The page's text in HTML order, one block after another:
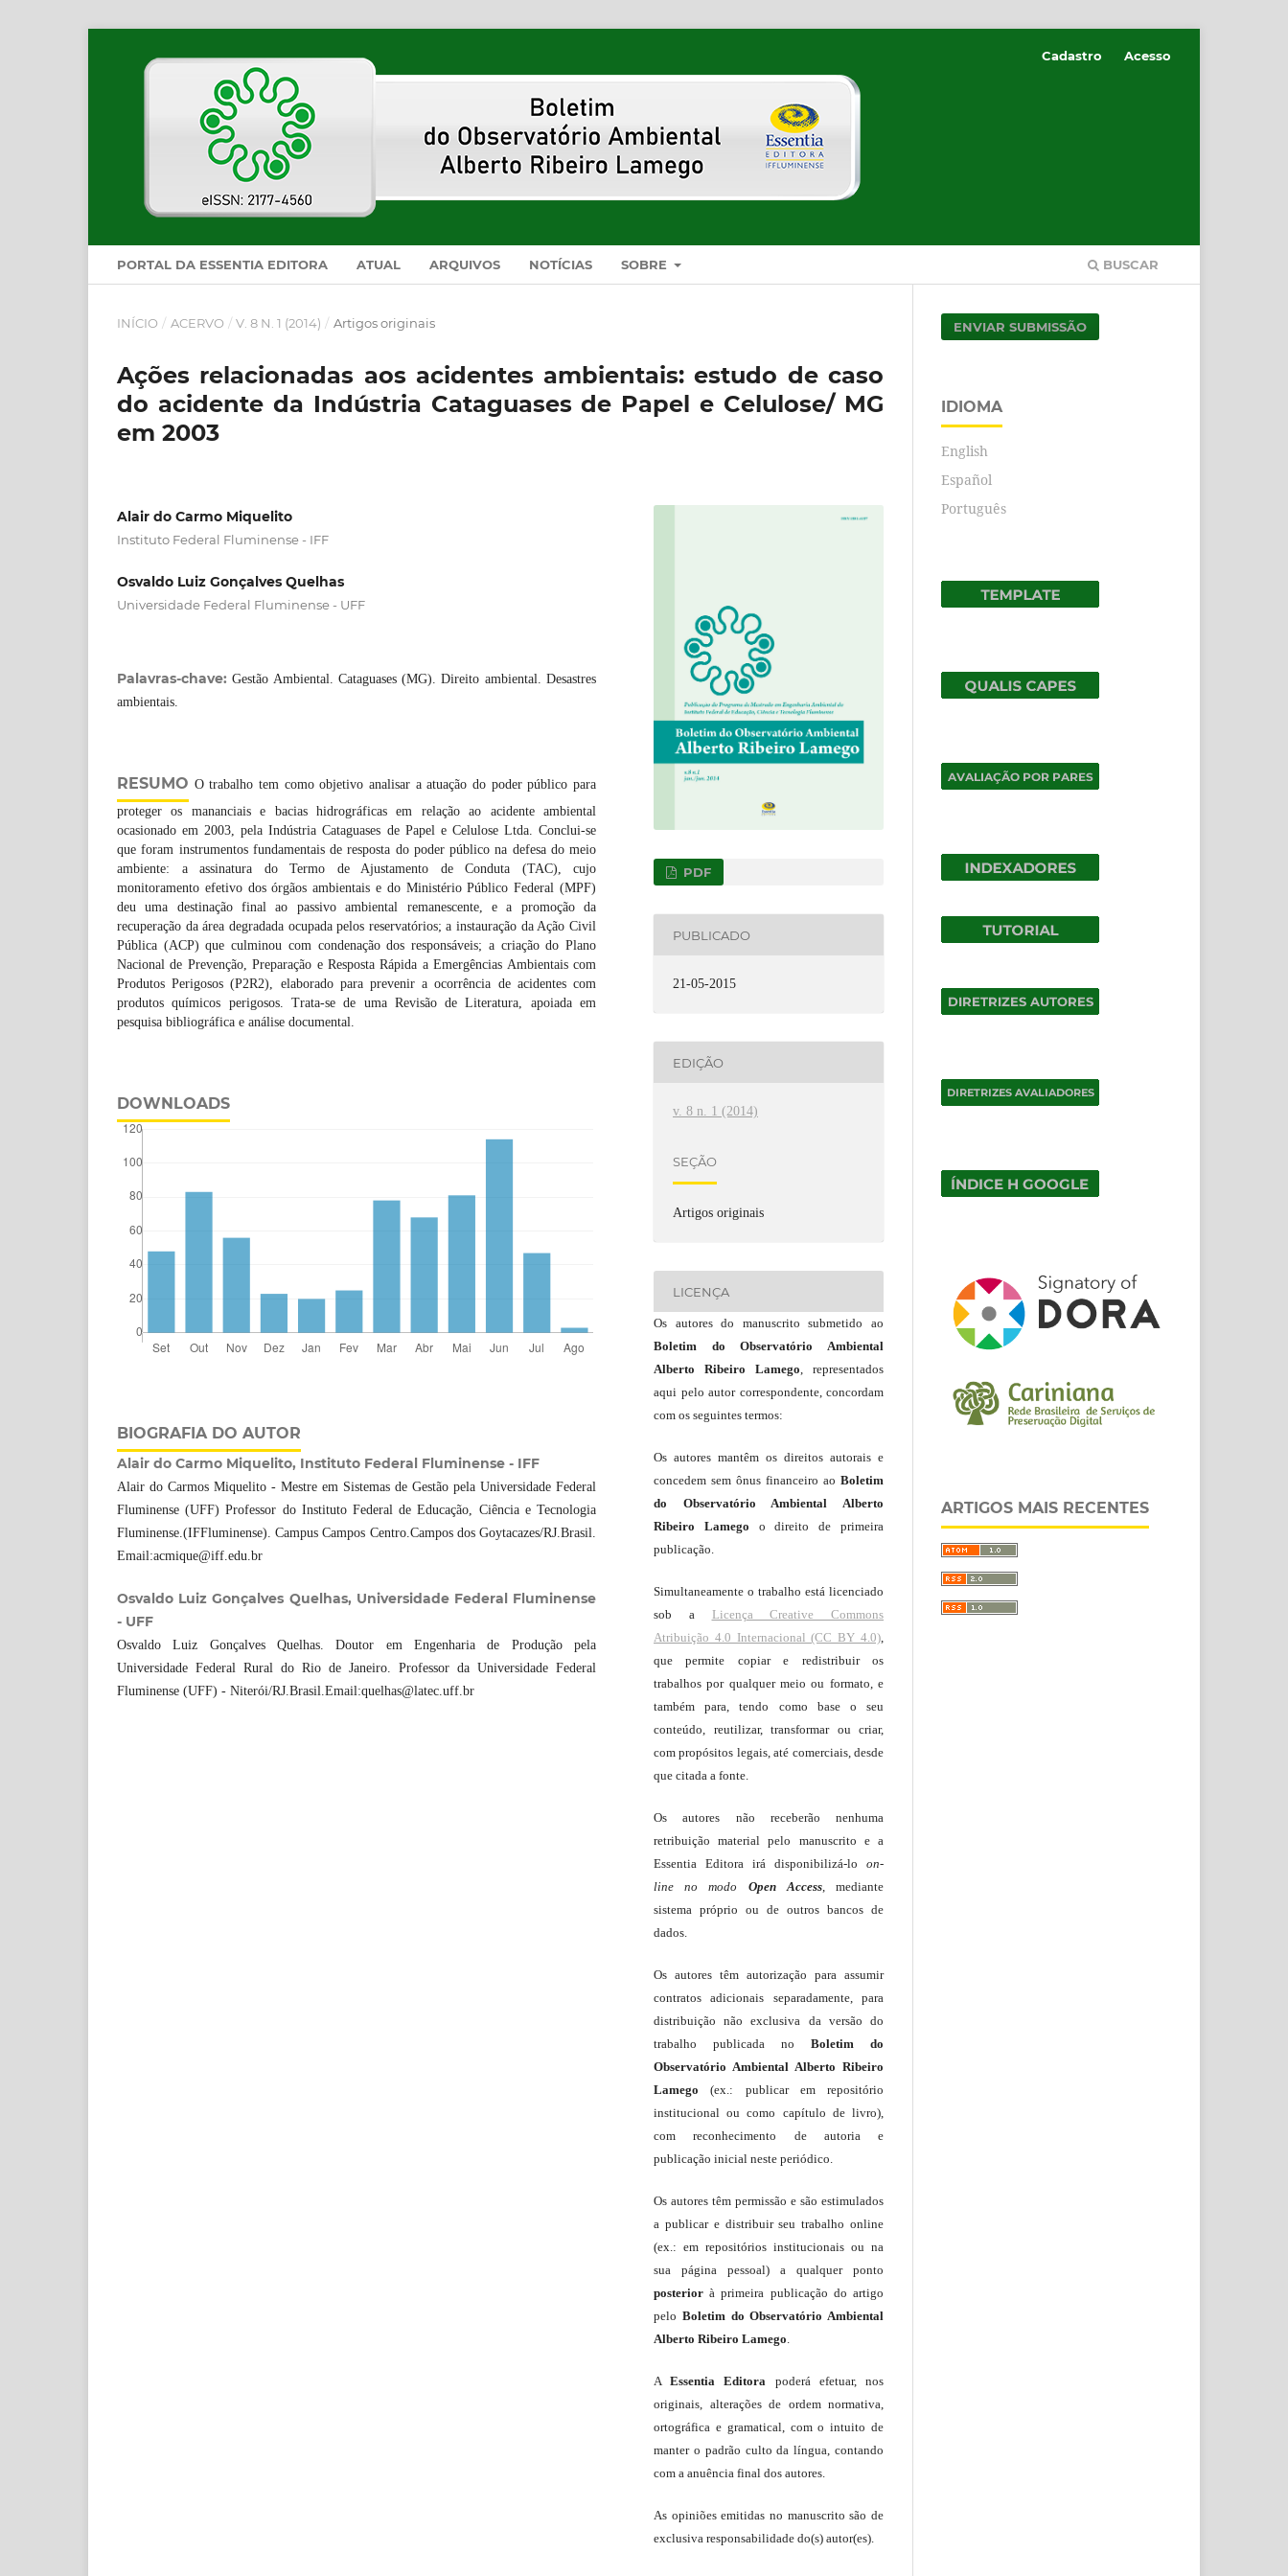
PORTAL DA ESSENTIA EDITORA ATUAL ARQUIVOS NOTÍCIAS SOBRE BUSCAR
Cadastro Acesso
INÍCIO / ACERVO / V. 8 N. 1 (2014) / Artigos originais
Ações relacionadas aos acidentes ambientais: estudo de caso
do acidente da Indústria Cataguases de Papel e Celulose/ MG
em 2003
Alair do Carmo Miquelito
Instituto Federal Fluminense - IFF
Osvaldo Luiz Gonçalves Quelhas
Universidade Federal Fluminense - UFF
Palavras-chave:Gestão Ambiental. Cataguases (MG). Direito ambiental. Desastres
ambientais.
RESUMO O trabalho tem como objetivo analisar a atuação do poder público para
proteger os mananciais e bacias hidrográficas em relação ao acidente ambiental
ocasionado em 2003, pela Indústria Cataguases de Papel e Celulose Ltda. Conclui-se
que foram instrumentos fundamentais de resposta do poder público na defesa do meio
ambiente: a assinatura do Termo de Ajustamento de Conduta (TAC), cujo
monitoramento efetivo dos órgãos ambientais e do Ministério Público Federal (MPF)
deu uma destinação final ao passivo ambiental remanescente, e a promoção da
recuperação da área degradada ocupada pelos reservatórios; a instauração da Ação Civil
Pública (ACP) que culminou com condenação dos responsáveis; a criação do Plano
Nacional de Prevenção, Preparação e Resposta Rápida a Emergências Ambientais com
Produtos Perigosos (P2R2), elaborado para prevenir a ocorrência de acidentes com
produtos químicos perigosos. Trata-se de uma Revisão de Literatura, apoiada em
pesquisa bibliográfica e análise documental.
DOWNLOADS
BIOGRAFIA DO AUTOR
Alair do Carmo Miquelito, Instituto Federal Fluminense - IFF
Alair do Carmos Miquelito - Mestre em Sistemas de Gestão pela Universidade Federal
Fluminense (UFF) Professor do Instituto Federal de Educação, Ciência e Tecnologia
Fluminense.(IFFluminense). Campus Campos Centro.Campos dos Goytacazes/RJ.Brasil.
Email:acmique@iff.edu.br
Osvaldo Luiz Gonçalves Quelhas, Universidade Federal Fluminense
- UFF
Osvaldo Luiz Gonçalves Quelhas. Doutor em Engenharia de Produção pela
Universidade Federal Rural do Rio de Janeiro. Professor da Universidade Federal
Fluminense (UFF) - Niterói/RJ.Brasil.Email:quelhas@latec.uff.br
PDF
PUBLICADO
21-05-2015
EDIÇÃO
v. 8 n. 1 (2014)
SEÇÃO
Artigos originais
LICENÇA
Os autores do manuscrito submetido ao
Boletim do Observatório Ambiental
Alberto Ribeiro Lamego, representados
aqui pelo autor correspondente, concordam
com os seguintes termos:
Os autores mantêm os direitos autorais e
concedem sem ônus financeiro ao Boletim
do Observatório Ambiental Alberto
Ribeiro Lamego o direito de primeira
publicação.
Simultaneamente o trabalho está licenciado
sob a Licença Creative Commons
Atribuição 4.0 Internacional (CC BY 4.0),
que permite copiar e redistribuir os
trabalhos por qualquer meio ou formato, e
também para, tendo como base o seu
conteúdo, reutilizar, transformar ou criar,
com propósitos legais, até comerciais, desde
que citada a fonte.
Os autores não receberão nenhuma
retribuição material pelo manuscrito e a
Essentia Editora irá disponibilizá-lo on-
line
no modo Open Access, mediante
sistema próprio ou de outros bancos de
dados.
Os autores têm autorização para assumir
contratos adicionais separadamente, para
distribuição não exclusiva da versão do
trabalho publicada no Boletim do
Observatório Ambiental Alberto Ribeiro
Lamego (ex.: publicar em repositório
institucional ou como capítulo de livro),
com reconhecimento de autoria e
publicação inicial neste periódico.
Os autores têm permissão e são estimulados
a publicar e distribuir seu trabalho online
(ex.: em repositórios institucionais ou na
sua página pessoal) a qualquer ponto
posterior à primeira publicação do artigo
pelo Boletim do Observatório Ambiental
Alberto Ribeiro Lamego.
AEssentia Editora poderá efetuar, nos
originais, alterações de ordem normativa,
ortográfica e gramatical, com o intuito de
manter o padrão culto da língua, contando
com a anuência final dos autores.
As opiniões emitidas no manuscrito são de
exclusiva responsabilidade do(s) autor(es).
ENVIAR SUBMISSÃO
IDIOMA
English
Español
Português
ARTIGOS MAIS RECENTES